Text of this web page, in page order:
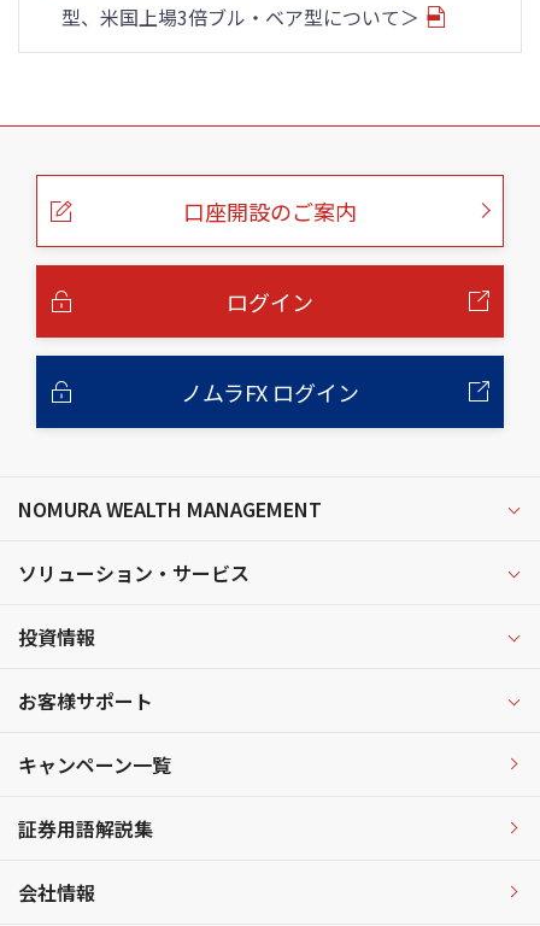
型、米国上場3倍ブル・ベア型について＞
こ
口座開設のご案内
ログイン
ノムラFX ログイン
NOMURA WEALTH MANAGEMENT
ソリューション・サービス
投資情報
お客様サポート
キャンペーン一覧
証券用語解説集
会社情報